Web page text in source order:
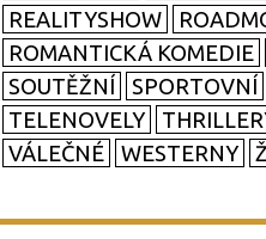
REALITYSHOW
ROMANTICKÁ KOMEDIE
SOUTĚŽNÍ
SPORTOVNÍ
TELENOVELY
VÁLEČNÉ
WESTERNY